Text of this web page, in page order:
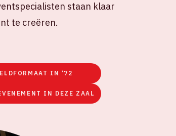
staan klaar
te creëren.
IN ‘72
IN DEZE ZAAL